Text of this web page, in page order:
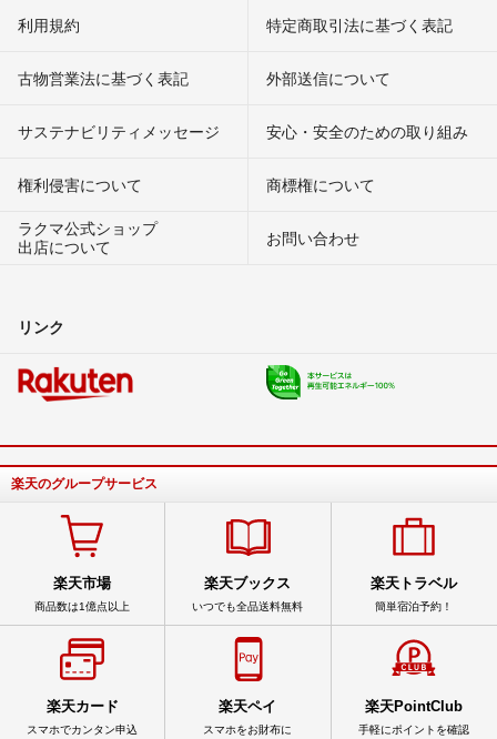
利用規約 特定商取引法に基づく表記
古物営業法に基づく表記 外部送信について
サステナビリティメッセージ 安心・安全のための取り組み
権利侵害について
商標権について
ラクマ公式ショップ
出店について
お問い合わせ
リンク
楽天のグループサービス
楽天市場
商品数は1億点以上
楽天ブックス
いつでも全品送料無料
楽天トラベル
簡単宿泊予約！
楽天カード
スマホでカンタン申込
楽天ペイ
スマホをお財布に
楽天PointClub
手軽にポイントを確認